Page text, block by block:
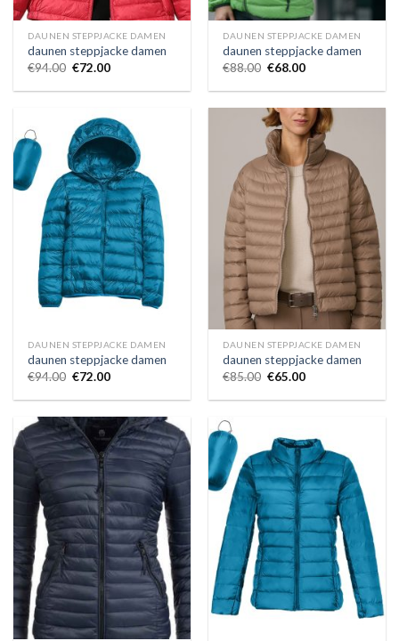
DAUNEN STEPPJACKE DAMEN
daunen steppjacke damen
€94.00 €72.00
DAUNEN STEPPJACKE DAMEN
daunen steppjacke damen
€88.00 €68.00
DAUNEN STEPPJACKE DAMEN
daunen steppjacke damen
€94.00 €72.00
DAUNEN STEPPJACKE DAMEN
daunen steppjacke damen
€85.00 €65.00